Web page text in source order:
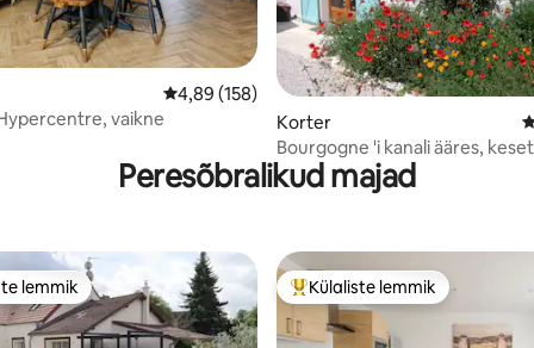
324 hinnangut
Keskmine hinnang 4,89/5, 158 hinnangut
4,89 (158)
vaikne
Korter
Bourgogne 'i kanali ääres,
Peresõbralikud majad
lemmik
lemmik Külaliste suur lemmik
Külaliste lemmik